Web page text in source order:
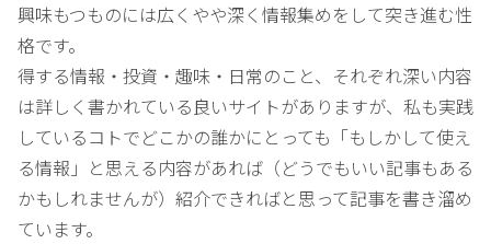
興味もつものには広くやや深く情報集めをして突き進む性
格です。
得する情報・投資・趣味・日常のこと、それぞれ深い内容
は詳しく書かれている良いサイトがありますが、私も実践
しているコトでどこかの誰かにとっても「もしかして使え
る情報」と思える内容があれば（どうでもいい記事もある
かもしれませんが）紹介できればと思って記事を書き溜め
ています。